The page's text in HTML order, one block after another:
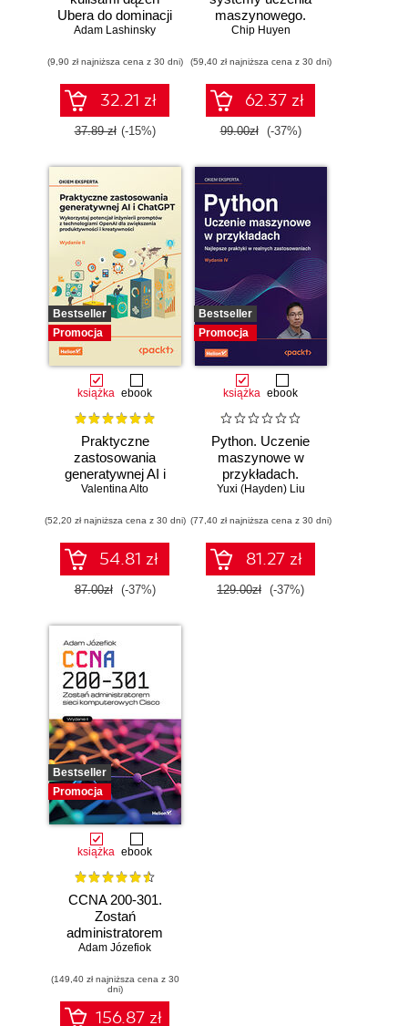
Ubera do dominacji
na świecie
Adam Lashinsky
(9,90 zł najniższa cena z 30 dni)
32.21 zł
37.89 zł (-15%)
maszynowego.
Iteracyjne
gotowych do pracy
Chip Huyen
(59,40 zł najniższa cena z 30 dni)
62.37 zł
99.00zł (-37%)
Bestseller
Promocja
książka ebook
Praktyczne
zastosowania
generatywnej AI i
ChatGPT.
potencjał inżynierii
promptów z
technologiami
OpenAI dla
zwiększenia
kreatywności.
Wydanie II
Valentina Alto
(52,20 zł najniższa cena z 30 dni)
54.81 zł
87.00zł (-37%)
Bestseller
Promocja
książka ebook
Python. Uczenie
maszynowe w
przykładach.
Najlepsze praktyki
zastosowaniach.
Wydanie IV
Yuxi (Hayden) Liu
(77,40 zł najniższa cena z 30 dni)
81.27 zł
129.00zł (-37%)
Bestseller
Promocja
książka ebook
CCNA 200-301.
Zostań
administratorem
sieci
Cisco. Wydanie II
Adam Józefiok
(149,40 zł najniższa cena z 30
dni)
156.87 zł